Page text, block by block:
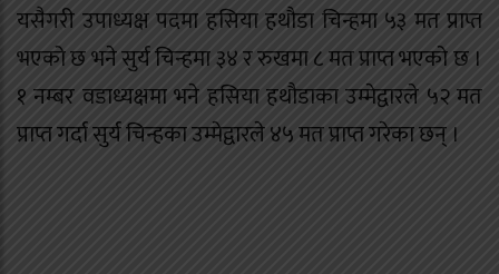
यसैगरी उपाध्यक्ष पदमा हसिया हथौडा चिन्हमा ५३ मत प्राप्त
भएको छ भने सुर्य चिन्हमा ३४ र रुखमा ८ मत प्राप्त भएको छ ।
१ नम्बर वडाध्यक्षमा भने हसिया हथौडाका उम्मेद्वारले ५२ मत
प्राप्त गर्दा सुर्य चिन्हका उम्मेद्वारले ४५ मत प्राप्त गरेका छन् ।